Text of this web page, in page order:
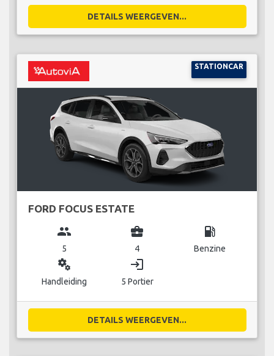
DETAILS WEERGEVEN...
STATIONCAR
FORD FOCUS ESTATE
group
5
business_center
4
local_gas_station
Benzine
miscellaneous_services
Handleiding
login
5 Portier
DETAILS WEERGEVEN...